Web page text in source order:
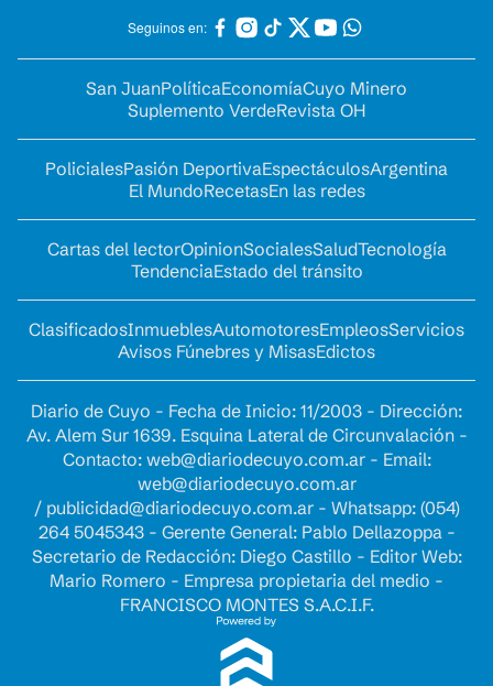
Seguinos en:
San JuanPolíticaEconomíaCuyo Minero
Suplemento VerdeRevista OH
PolicialesPasión DeportivaEspectáculosArgentina
El MundoRecetasEn las redes
Cartas del lectorOpinionSocialesSaludTecnología
TendenciaEstado del tránsito
ClasificadosInmueblesAutomotoresEmpleosServicios
Avisos Fúnebres y MisasEdictos
Diario de Cuyo - Fecha de Inicio: 11/2003 - Dirección:
Av. Alem Sur 1639. Esquina Lateral de Circunvalación -
Contacto: web@diariodecuyo.com.ar- Email:
web@diariodecuyo.com.ar
/ publicidad@diariodecuyo.com.ar- Whatsapp: (054)
264 5045343 - Gerente General: Pablo Dellazoppa -
Secretario de Redacción: Diego Castillo - Editor Web:
Mario Romero - Empresa propietaria del medio -
FRANCISCO MONTES S.A.C.I.F.